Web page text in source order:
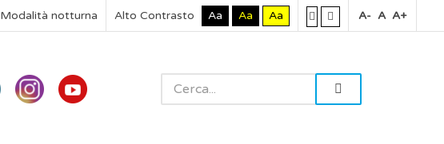
Modalità notturna Alto Contrasto Aa Aa Aa A- A A+